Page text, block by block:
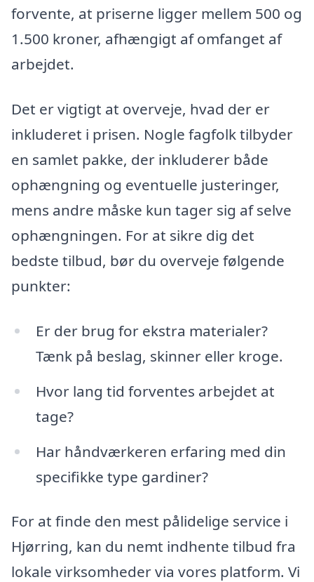
forvente, at priserne ligger mellem 500 og
1.500 kroner, afhængigt af omfanget af
arbejdet.
Det er vigtigt at overveje, hvad der er
inkluderet i prisen. Nogle fagfolk tilbyder
en samlet pakke, der inkluderer både
ophængning og eventuelle justeringer,
mens andre måske kun tager sig af selve
ophængningen. For at sikre dig det
bedste tilbud, bør du overveje følgende
punkter:
Er der brug for ekstra materialer?
Tænk på beslag, skinner eller kroge.
Hvor lang tid forventes arbejdet at
tage?
Har håndværkeren erfaring med din
specifikke type gardiner?
For at finde den mest pålidelige service i
Hjørring, kan du nemt indhente tilbud fra
lokale virksomheder via vores platform. Vi